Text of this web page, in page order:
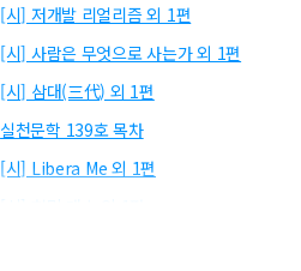
[시] 저개발 리얼리즘 외 1편
[시] 사람은 무엇으로 사는가 외 1편
[시] 삼대(三代) 외 1편
실천문학 139호 목차
[시] Libera Me 외 1편